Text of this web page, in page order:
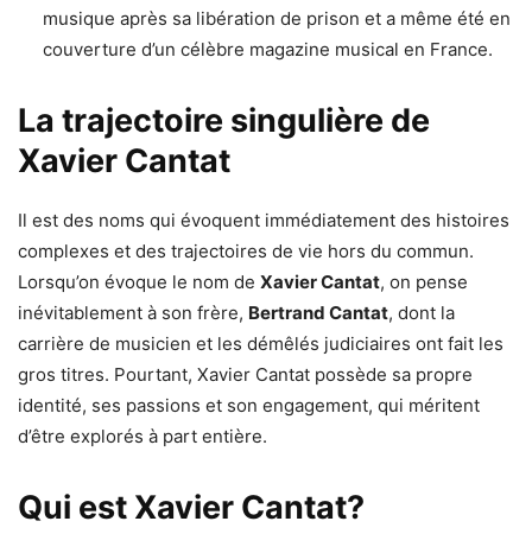
musique après sa libération de prison et a même été en
couverture d’un célèbre magazine musical en France.
La trajectoire singulière de
Xavier Cantat
Il est des noms qui évoquent immédiatement des histoires
complexes et des trajectoires de vie hors du commun.
Lorsqu’on évoque le nom de Xavier Cantat, on pense
inévitablement à son frère, Bertrand Cantat, dont la
carrière de musicien et les démêlés judiciaires ont fait les
gros titres. Pourtant, Xavier Cantat possède sa propre
identité, ses passions et son engagement, qui méritent
d’être explorés à part entière.
Qui est Xavier Cantat?